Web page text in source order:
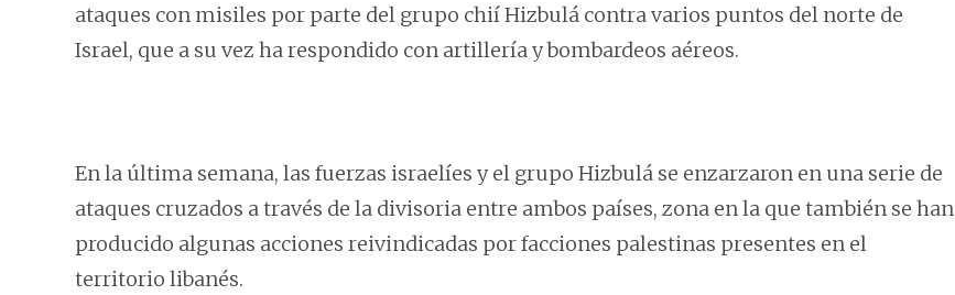
ataques con misiles por parte del grupo chií Hizbulá contra varios puntos del norte de
Israel, que a su vez ha respondido con artillería y bombardeos aéreos.
En la última semana, las fuerzas israelíes y el grupo Hizbulá se enzarzaron en una serie de
ataques cruzados a través de la divisoria entre ambos países, zona en la que también se han
producido algunas acciones reivindicadas por facciones palestinas presentes en el
territorio libanés.